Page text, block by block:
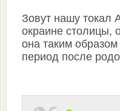
Зовут нашу токал
окраине столицы,
она таким
период после